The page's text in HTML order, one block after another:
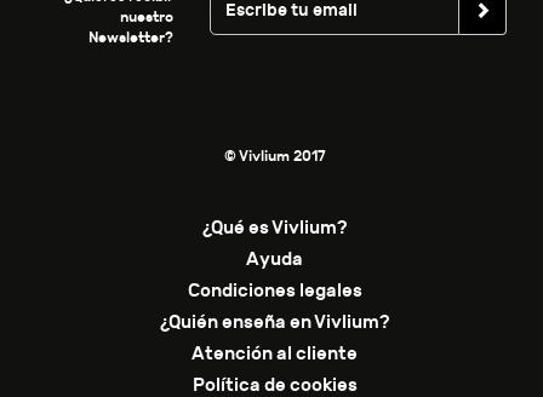
nuestro
Newsletter?
© Vivlium 2017
¿Qué es Vivlium?
Ayuda
Condiciones legales
¿Quién enseña en Vivlium?
Atención al cliente
Política de cookies